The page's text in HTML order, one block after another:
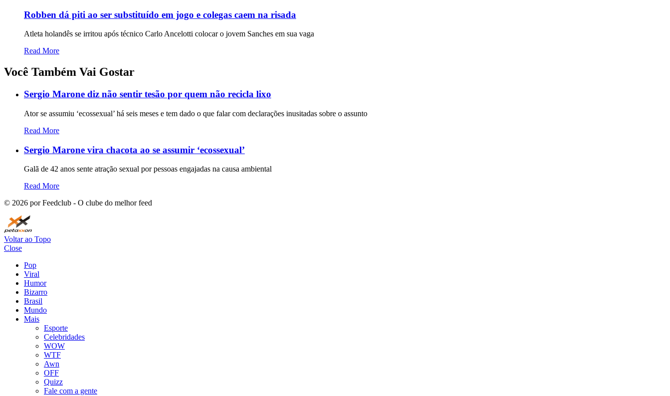
Robben dá piti ao ser substituído em jogo e colegas caem na risada
Atleta holandês se irritou após técnico Carlo Ancelotti colocar o jovem Sanches em sua vaga
Read More
Você Também Vai Gostar
Sergio Marone diz não sentir tesão por quem não recicla lixo
Ator se assumiu ‘ecossexual’ há seis meses e tem dado o que falar com declarações inusitadas sobre o assunto
Read More
Sergio Marone vira chacota ao se assumir ‘ecossexual’
Galã de 42 anos sente atração sexual por pessoas engajadas na causa ambiental
Read More
© 2026 por Feedclub - O clube do melhor feed
Voltar ao Topo
Close
Pop
Viral
Humor
Bizarro
Brasil
Mundo
Mais
Esporte
Celebridades
WOW
WTF
Awn
OFF
Quizz
Fale com a gente